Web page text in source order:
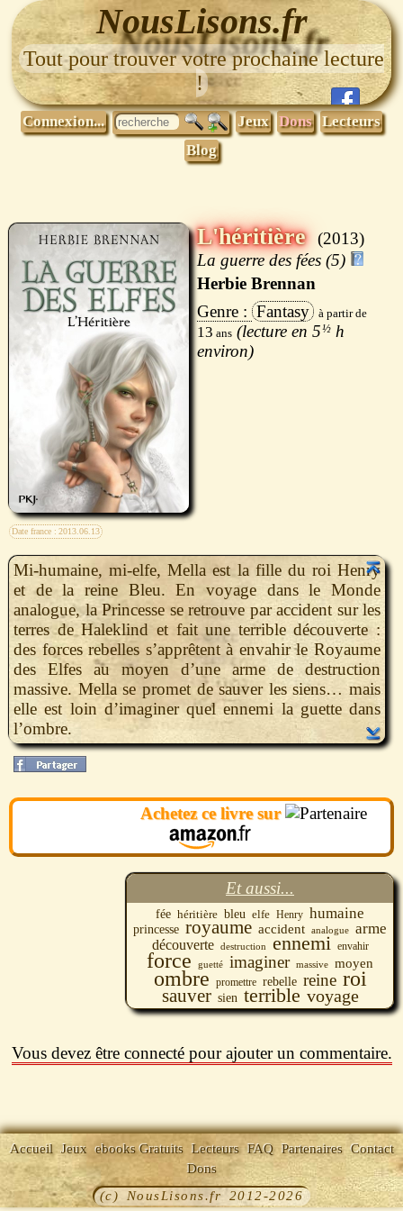
NousLisons.fr
Tout pour trouver votre prochaine lecture
!
Connexion... Jeux Dons Lecteurs
Blog
Date france : 2013.06.13
L'héritière
2013
La guerre des fées (5)
Herbie Brennan
Fantasy
13 5½ h
Mi-humaine, mi-elfe, Mella est la fille du roi Henry
et de la reine Bleu. En voyage dans le Monde
analogue, la Princesse se retrouve par accident sur les
terres de Haleklind et fait une terrible découverte :
des forces rebelles s’apprêtent à envahir le Royaume
des Elfes au moyen d’une arme de destruction
massive. Mella se promet de sauver les siens… mais
elle est loin d’imaginer quel ennemi la guette dans
l’ombre.
Achetez ce livre sur
Et aussi...
fée héritière bleu elfe Henry humaine
princesse royaume accident analogue arme
découverte destruction ennemi envahir
force guetté imaginer massive moyen
ombre promettre rebelle reine roi
sauver sien terrible voyage
Vous devez être connecté pour ajouter un commentaire.
Accueil Jeux ebooks Gratuits Lecteurs FAQ Partenaires Contact
Dons
(c) NousLisons.fr 2012-2026